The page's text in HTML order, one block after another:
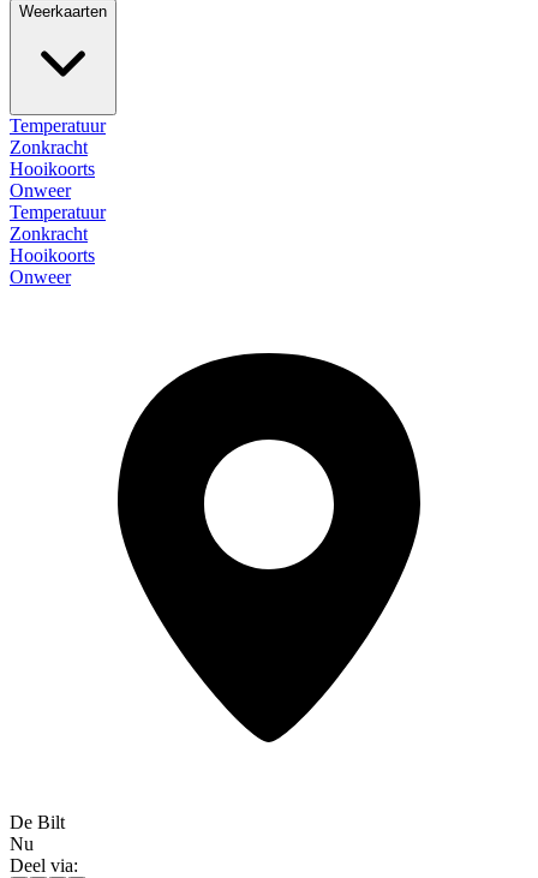
Weerkaarten
Temperatuur
Zonkracht
Hooikoorts
Onweer
Temperatuur
Zonkracht
Hooikoorts
Onweer
De Bilt
Nu
Deel via: